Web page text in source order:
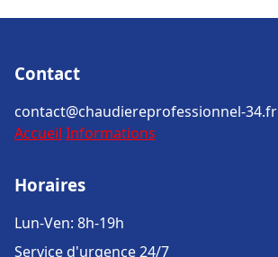
Contact
contact@chaudiereprofessionnel-34.fr
Accueil Informations
Horaires
Lun-Ven: 8h-19h
Service d'urgence 24/7